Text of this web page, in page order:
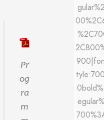
Pr
og
ra
m